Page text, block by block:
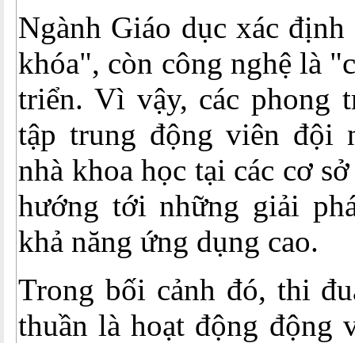
Ngành Giáo dục xác
khóa", còn công nghệ là
triển. Vì vậy, các phong
tập trung động viên đội
nhà khoa học tại các cơ
hướng tới những giải
khả năng ứng dụng cao.
Trong bối cảnh đó, thi
thuần là hoạt động động